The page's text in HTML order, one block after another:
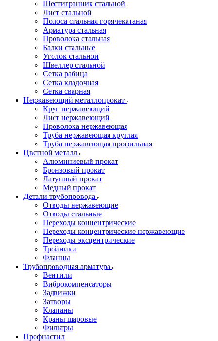
Шестигранник стальной
Лист стальной
Полоса стальная горячекатаная
Арматура стальная
Проволока стальная
Балки стальные
Уголок стальной
Швеллер стальной
Сетка рабица
Сетка кладочная
Сетка сварная
Нержавеющий металлопрокат
Круг нержавеющий
Лист нержавеющий
Проволока нержавеющая
Труба нержавеющая круглая
Труба нержавеющая профильная
Цветной металл
Алюминиевый прокат
Бронзовый прокат
Латунный прокат
Медный прокат
Детали трубопровода
Отводы нержавеющие
Отводы стальные
Переходы концентрические
Переходы концентрические нержавеющие
Переходы эксцентрические
Тройники
Фланцы
Трубопроводная арматура
Вентили
Виброкомпенсаторы
Задвижки
Затворы
Клапаны
Краны шаровые
Фильтры
Профнастил